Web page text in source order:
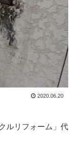
2020.06.20
ルリフォーム」代